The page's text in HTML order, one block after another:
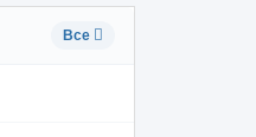
Все